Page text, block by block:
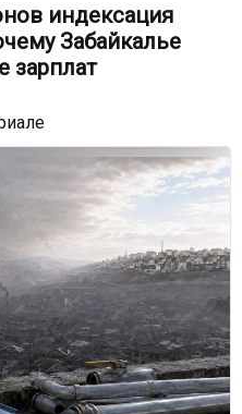
индексация
Забайкалье
зарплат